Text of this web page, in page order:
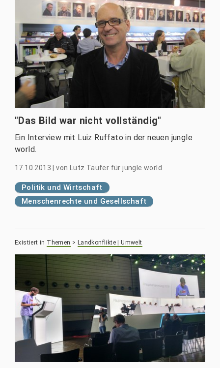
"Das Bild war nicht vollständig"
Ein Interview mit Luiz Ruffato in der neuen jungle
world.
17.10.2013 |von Lutz Taufer für jungle world
Politik und Wirtschaft
Menschenrechte und Gesellschaft
Existiert in Themen > Landkonflikte | Umwelt